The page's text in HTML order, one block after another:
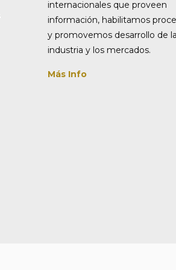
internacionales que proveen
información, habilitamos
y promovemos desarrollo de la
industria y los mercados.
Más Info